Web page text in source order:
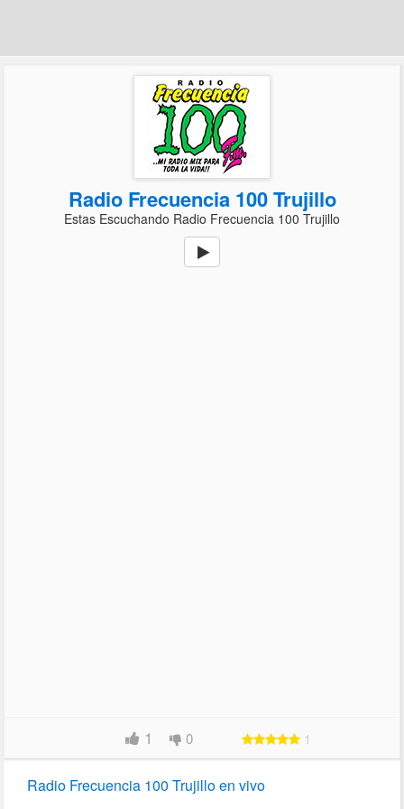
Radio Frecuencia 100 Trujillo
Estas Escuchando Radio Frecuencia 100 Trujillo
1 0 1
Radio Frecuencia 100 Trujillo en vivo